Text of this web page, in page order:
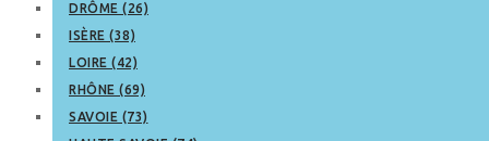
DRÔME (26)
ISÈRE (38)
LOIRE (42)
RHÔNE (69)
SAVOIE (73)